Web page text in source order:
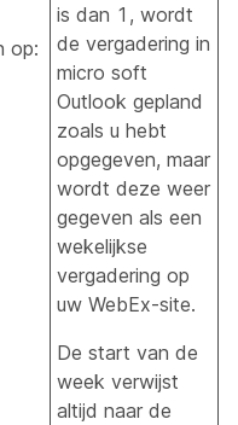
op:
is dan 1, wordt
de vergadering in
micro soft
Outlook gepland
zoals u hebt
opgegeven, maar
wordt deze weer
gegeven als een
wekelijkse
vergadering op
uw WebEx-site.
De start van de
week verwijst
altijd naar de